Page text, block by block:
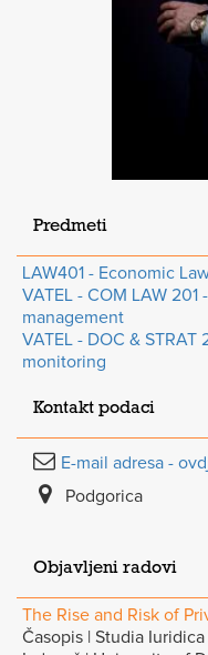
Predmeti
LAW401 - Economic
VATEL - COM LAW
management
VATEL - DOC &
monitoring
Kontakt podaci
E-mail adresa -
Podgorica
Objavljeni radovi
The Rise and Risk of
Časopis | Studia